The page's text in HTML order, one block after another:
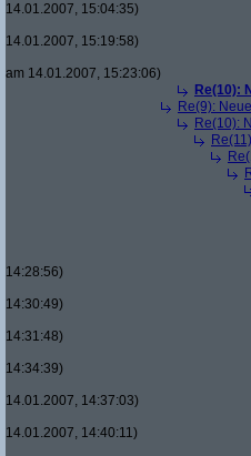
14.01.2007, 15:04:35)
14.01.2007, 15:19:58)
am 14.01.2007, 15:23:06)
Re(10):
Re(9):
Re(10):
14:28:56)
14:30:49)
14:31:48)
14:34:39)
14.01.2007, 14:37:03)
14.01.2007, 14:40:11)